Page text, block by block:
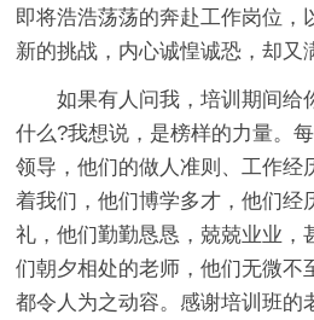
即将浩浩荡荡的奔赴工作岗位，
新的挑战，内心诚惶诚恐，却又
如果有人问我，培训期间给
什么?我想说，是榜样的力量。
领导，他们的做人准则、工作经
着我们，他们博学多才，他们经
礼，他们勤勤恳恳，兢兢业业，
们朝夕相处的老师，他们无微不
都令人为之动容。感谢培训班的